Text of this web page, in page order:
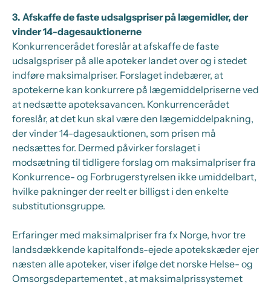
3. Afskaffe de faste udsalgspriser på lægemidler, der
vinder 14-dagesauktionerne
Konkurrencerådet foreslår at afskaffe de faste
udsalgspriser på alle apoteker landet over og i stedet
indføre maksimalpriser. Forslaget indebærer, at
apotekerne kan konkurrere på lægemiddelpriserne ved
at nedsætte apoteksavancen. Konkurrencerådet
foreslår, at det kun skal være den lægemiddelpakning,
der vinder 14-dagesauktionen, som prisen må
nedsættes for. Dermed påvirker forslaget i
modsætning til tidligere forslag om maksimalpriser fra
Konkurrence- og Forbrugerstyrelsen ikke umiddelbart,
hvilke pakninger der reelt er billigst i den enkelte
substitutionsgruppe.
Erfaringer med maksimalpriser fra fx Norge, hvor tre
landsdækkende kapitalfonds-ejede apotekskæder ejer
næsten alle apoteker, viser ifølge det norske Helse- og
Omsorgsdepartementet , at maksimalprissystemet